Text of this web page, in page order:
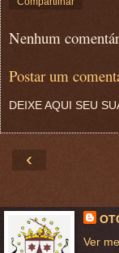
Nenhum
Postar um
DEIXE AQUI SEU
‹
Ver